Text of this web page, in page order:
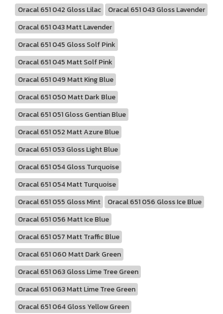
Oracal 651 042 Gloss Lilac
Oracal 651 043 Gloss Lavender
Oracal 651 043 Matt Lavender
Oracal 651 045 Gloss Solf Pink
Oracal 651 045 Matt Solf Pink
Oracal 651 049 Matt King Blue
Oracal 651 050 Matt Dark Blue
Oracal 651 051 Gloss Gentian Blue
Oracal 651 052 Matt Azure Blue
Oracal 651 053 Gloss Light Blue
Oracal 651 054 Gloss Turquoise
Oracal 651 054 Matt Turquoise
Oracal 651 055 Gloss Mint
Oracal 651 056 Gloss Ice Blue
Oracal 651 056 Matt Ice Blue
Oracal 651 057 Matt Traffic Blue
Oracal 651 060 Matt Dark Green
Oracal 651 063 Gloss Lime Tree Green
Oracal 651 063 Matt Lime Tree Green
Oracal 651 064 Gloss Yellow Green